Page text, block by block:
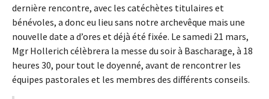
dernière rencontre, avec les catéchètes titulaires et
bénévoles, a donc eu lieu sans notre archevêque mais une
nouvelle date a d’ores et déjà été fixée. Le samedi 21 mars,
Mgr Hollerich célèbrera la messe du soir à Bascharage, à 18
heures 30, pour tout le doyenné, avant de rencontrer les
équipes pastorales et les membres des différents conseils.